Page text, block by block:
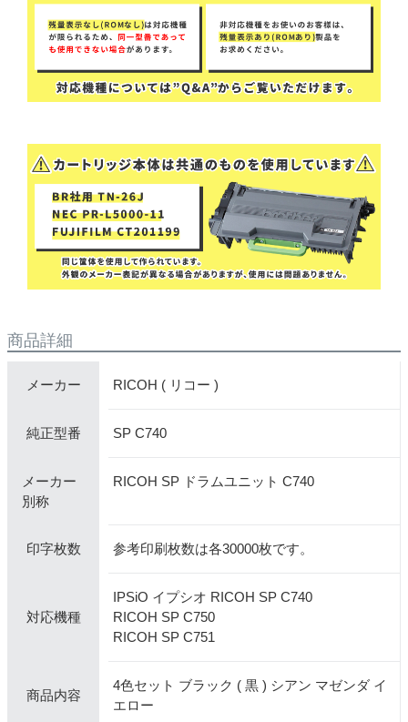
商品詳細
メーカー RICOH ( リコー )
純正型番 SP C740
メーカー
別称
RICOH SP ドラムユニット C740
印字枚数 参考印刷枚数は各30000枚です。
対応機種
IPSiO イプシオ RICOH SP C740
RICOH SP C750
RICOH SP C751
商品内容
4色セット ブラック ( 黒 ) シアン マゼンダ イ
エロー